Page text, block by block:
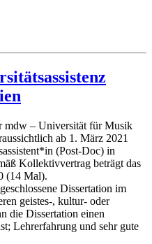
mdw – Universität für Musik
ab 1. März 2021
(Post-Doc) in
Kollektivvertrag beträgt das
(14 Mal).
Dissertation im
geistes-, kultur- oder
die Dissertation einen
Lehrerfahrung und sehr gute